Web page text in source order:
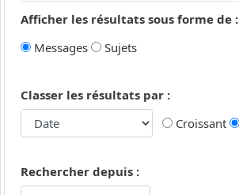
Afficher les résultats sous forme de :
Messages
Sujets
Classer les résultats par :
Croissant
Rechercher depuis :